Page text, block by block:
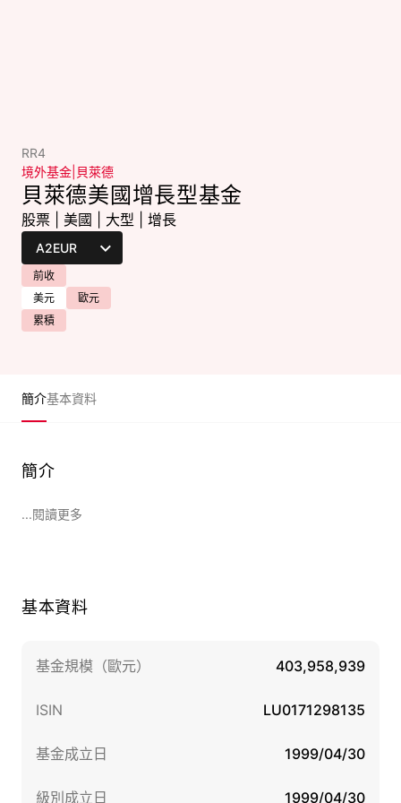
RR4
境外基金 貝萊德
貝萊德美國增長型基金
股票 美國 大型 增長
前收
美元
歐元
累積
簡介基本資料
簡介
...閱讀更多
基本資料
基金規模（歐元） 403,958,939
ISIN LU0171298135
基金成立日 1999/04/30
級別成立日 1999/04/30